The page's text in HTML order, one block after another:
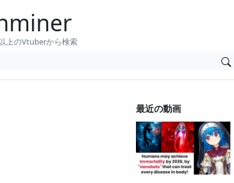
上のVtuberから検索
最近の動画